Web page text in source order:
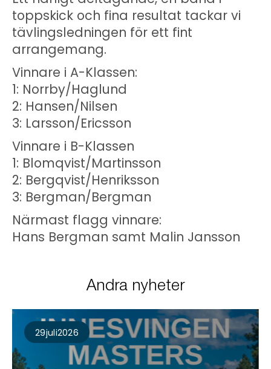
toppskick och fina resultat tackar vi
tävlingsledningen för ett fint
arrangemang.
Vinnare i A-Klassen:
1: Norrby/Haglund
2: Hansen/Nilsen
3: Larsson/Ericsson
Vinnare i B-Klassen
1: Blomqvist/Martinsson
2: Bergqvist/Henriksson
3: Bergman/Bergman
Närmast flagg vinnare:
Hans Bergman samt Malin Jansson
Andra nyheter
29Juli2026